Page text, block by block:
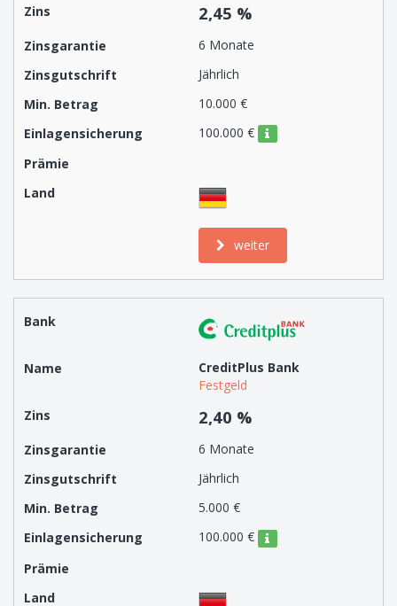
2,45 %
6 Monate
Jährlich
10.000 €
100.000 €
weiter
CreditPlus Bank
Festgeld
2,40 %
6 Monate
Jährlich
5.000 €
100.000 €